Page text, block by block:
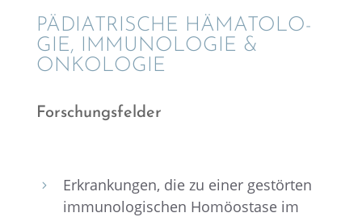
PÄDIA­TRI­SCHE HÄMATO­LO­
GIE, IMMUNO­LO­GIE &
ONKOLOGIE
Forschungs­fel­der
5
Erkran­kun­gen, die zu einer gestör­ten
immuno­lo­gi­schen Homöo­stase im